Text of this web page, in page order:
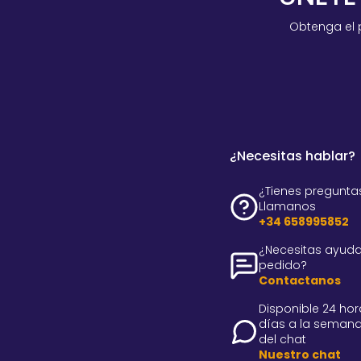
Obtenga el
¿Necesitas hablar?
¿Tienes
Llamanos
+34 658995852
¿Necesitas
pedido?
Contactanos
Disponible 24
días a la
del chat
Nuestro chat